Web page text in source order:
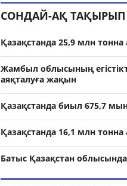
СОНДАЙ-АҚ
Қазақстанда 25,9 млн
Жамбыл облысының
аяқталуға жақын
Қазақстанда биыл 675,7
Қазақстанда 16,1 млн
Батыс Қазақстан